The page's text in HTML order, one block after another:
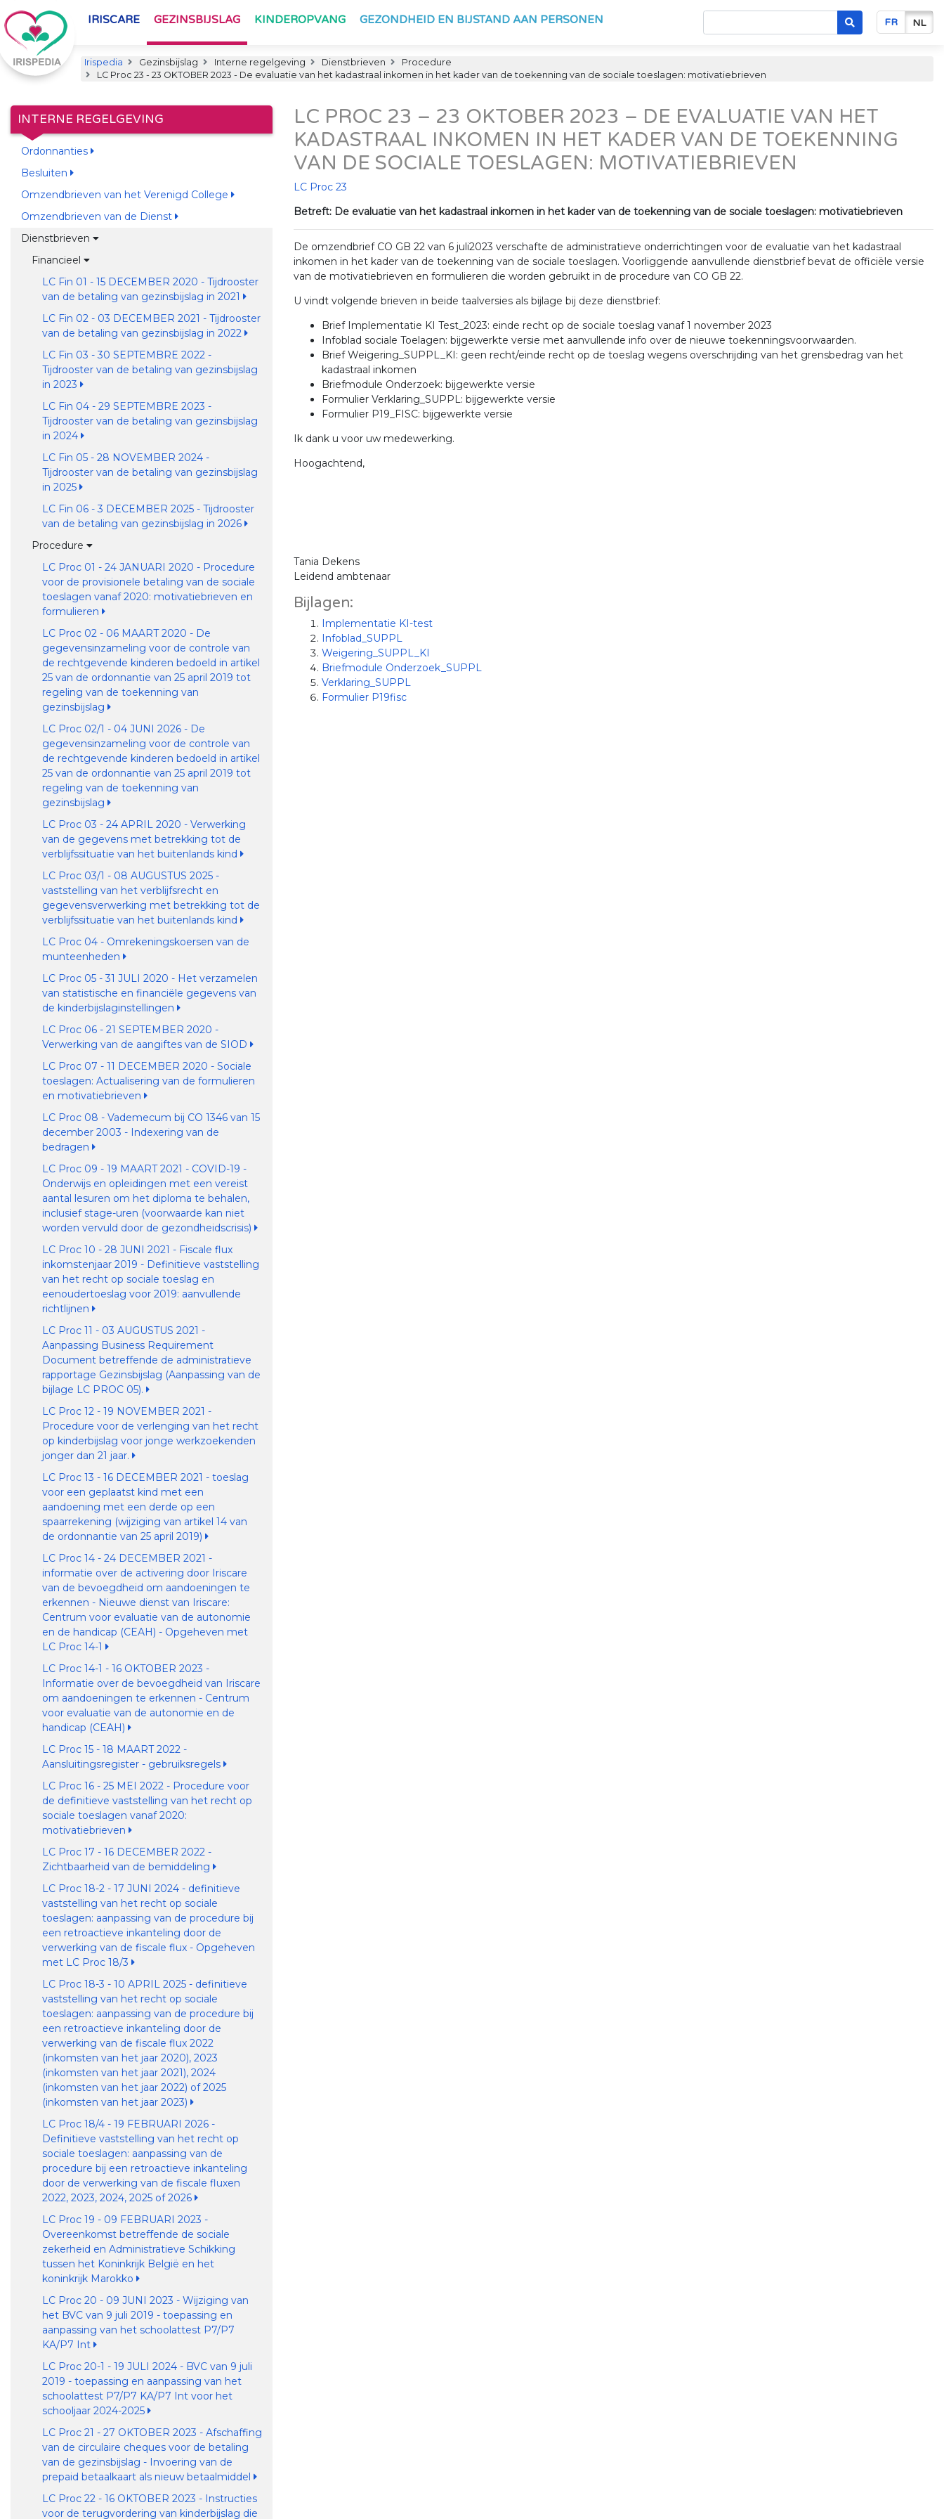
IRISCARE GEZINSBIJSLAG KINDEROPVANG GEZONDHEID EN BIJSTAND AAN PERSONEN FR NL
Irispedia Gezinsbijslag Interne regelgeving Dienstbrieven
Procedure
LC Proc 23 - 23 OKTOBER 2023 - De evaluatie van het kadastraal inkomen in het kader van de toekenning van de sociale toeslagen: motivatiebrieven
INTERNE REGELGEVING
Ordonnanties
Besluiten
Omzendbrieven van het Verenigd College
Omzendbrieven van de Dienst
Dienstbrieven
Financieel
LC Fin 01 - 15 DECEMBER 2020 - Tijdrooster
van de betaling van gezinsbijslag in 2021
LC Fin 02 - 03 DECEMBER 2021 - Tijdrooster
van de betaling van gezinsbijslag in 2022
LC Fin 03 - 30 SEPTEMBRE 2022 -
Tijdrooster van de betaling van gezinsbijslag
in 2023
LC Fin 04 - 29 SEPTEMBRE 2023 -
Tijdrooster van de betaling van gezinsbijslag
in 2024
LC Fin 05 - 28 NOVEMBER 2024 -
Tijdrooster van de betaling van gezinsbijslag
in 2025
LC Fin 06 - 3 DECEMBER 2025 - Tijdrooster
van de betaling van gezinsbijslag in 2026
Procedure
LC Proc 01 - 24 JANUARI 2020 - Procedure
voor de provisionele betaling van de sociale
toeslagen vanaf 2020: motivatiebrieven en
formulieren
LC Proc 02 - 06 MAART 2020 - De
gegevensinzameling voor de controle van
de rechtgevende kinderen bedoeld in artikel
25 van de ordonnantie van 25 april 2019 tot
regeling van de toekenning van
gezinsbijslag
LC Proc 02/1 - 04 JUNI 2026 - De
gegevensinzameling voor de controle van
de rechtgevende kinderen bedoeld in artikel
25 van de ordonnantie van 25 april 2019 tot
regeling van de toekenning van
gezinsbijslag
LC Proc 03 - 24 APRIL 2020 - Verwerking
van de gegevens met betrekking tot de
verblijfssituatie van het buitenlands kind
LC Proc 03/1 - 08 AUGUSTUS 2025 -
vaststelling van het verblijfsrecht en
gegevensverwerking met betrekking tot de
verblijfssituatie van het buitenlands kind
LC Proc 04 - Omrekeningskoersen van de
munteenheden
LC Proc 05 - 31 JULI 2020 - Het verzamelen
van statistische en financiële gegevens van
de kinderbijslaginstellingen
LC Proc 06 - 21 SEPTEMBER 2020 -
Verwerking van de aangiftes van de SIOD
LC Proc 07 - 11 DECEMBER 2020 - Sociale
toeslagen: Actualisering van de formulieren
en motivatiebrieven
LC Proc 08 - Vademecum bij CO 1346 van 15
december 2003 - Indexering van de
bedragen
LC Proc 09 - 19 MAART 2021 - COVID-19 -
Onderwijs en opleidingen met een vereist
aantal lesuren om het diploma te behalen,
inclusief stage-uren (voorwaarde kan niet
worden vervuld door de gezondheidscrisis)
LC Proc 10 - 28 JUNI 2021 - Fiscale flux
inkomstenjaar 2019 - Definitieve vaststelling
van het recht op sociale toeslag en
eenoudertoeslag voor 2019: aanvullende
richtlijnen
LC Proc 11 - 03 AUGUSTUS 2021 -
Aanpassing Business Requirement
Document betreffende de administratieve
rapportage Gezinsbijslag (Aanpassing van de
bijlage LC PROC 05).
LC Proc 12 - 19 NOVEMBER 2021 -
Procedure voor de verlenging van het recht
op kinderbijslag voor jonge werkzoekenden
jonger dan 21 jaar.
LC Proc 13 - 16 DECEMBER 2021 - toeslag
voor een geplaatst kind met een
aandoening met een derde op een
spaarrekening (wijziging van artikel 14 van
de ordonnantie van 25 april 2019)
LC Proc 14 - 24 DECEMBER 2021 -
informatie over de activering door Iriscare
van de bevoegdheid om aandoeningen te
erkennen - Nieuwe dienst van Iriscare:
Centrum voor evaluatie van de autonomie
en de handicap (CEAH) - Opgeheven met
LC Proc 14-1
LC Proc 14-1 - 16 OKTOBER 2023 -
Informatie over de bevoegdheid van Iriscare
om aandoeningen te erkennen - Centrum
voor evaluatie van de autonomie en de
handicap (CEAH)
LC Proc 15 - 18 MAART 2022 -
Aansluitingsregister - gebruiksregels
LC Proc 16 - 25 MEI 2022 - Procedure voor
de definitieve vaststelling van het recht op
sociale toeslagen vanaf 2020:
motivatiebrieven
LC Proc 17 - 16 DECEMBER 2022 -
Zichtbaarheid van de bemiddeling
LC Proc 18-2 - 17 JUNI 2024 - definitieve
vaststelling van het recht op sociale
toeslagen: aanpassing van de procedure bij
een retroactieve inkanteling door de
verwerking van de fiscale flux - Opgeheven
met LC Proc 18/3
LC Proc 18-3 - 10 APRIL 2025 - definitieve
vaststelling van het recht op sociale
toeslagen: aanpassing van de procedure bij
een retroactieve inkanteling door de
verwerking van de fiscale flux 2022
(inkomsten van het jaar 2020), 2023
(inkomsten van het jaar 2021), 2024
(inkomsten van het jaar 2022) of 2025
(inkomsten van het jaar 2023)
LC Proc 18/4 - 19 FEBRUARI 2026 -
Definitieve vaststelling van het recht op
sociale toeslagen: aanpassing van de
procedure bij een retroactieve inkanteling
door de verwerking van de fiscale fluxen
2022, 2023, 2024, 2025 of 2026
LC Proc 19 - 09 FEBRUARI 2023 -
Overeenkomst betreffende de sociale
zekerheid en Administratieve Schikking
tussen het Koninkrijk België en het
koninkrijk Marokko
LC Proc 20 - 09 JUNI 2023 - Wijziging van
het BVC van 9 juli 2019 - toepassing en
aanpassing van het schoolattest P7/P7
KA/P7 Int
LC Proc 20-1 - 19 JULI 2024 - BVC van 9 juli
2019 - toepassing en aanpassing van het
schoolattest P7/P7 KA/P7 Int voor het
schooljaar 2024-2025
LC Proc 21 - 27 OKTOBER 2023 - Afschaffing
van de circulaire cheques voor de betaling
van de gezinsbijslag - Invoering van de
prepaid betaalkaart als nieuw betaalmiddel
LC Proc 22 - 16 OKTOBER 2023 - Instructies
voor de terugvordering van kinderbijslag die
LC PROC 23 – 23 OKTOBER 2023 – DE EVALUATIE VAN HET
KADASTRAAL INKOMEN IN HET KADER VAN DE TOEKENNING
VAN DE SOCIALE TOESLAGEN: MOTIVATIEBRIEVEN
LC Proc 23
Betreft: De evaluatie van het kadastraal inkomen in het kader van de toekenning van de sociale toeslagen: motivatiebrieven
De omzendbrief CO GB 22 van 6 juli2023 verschafte de administratieve onderrichtingen voor de evaluatie van het kadastraal
inkomen in het kader van de toekenning van de sociale toeslagen. Voorliggende aanvullende dienstbrief bevat de officiële versie
van de motivatiebrieven en formulieren die worden gebruikt in de procedure van CO GB 22.
U vindt volgende brieven in beide taalversies als bijlage bij deze dienstbrief:
Brief Implementatie KI Test_2023: einde recht op de sociale toeslag vanaf 1 november 2023
Infoblad sociale Toelagen: bijgewerkte versie met aanvullende info over de nieuwe toekenningsvoorwaarden.
Brief Weigering_SUPPL_KI: geen recht/einde recht op de toeslag wegens overschrijding van het grensbedrag van het
kadastraal inkomen
Briefmodule Onderzoek: bijgewerkte versie
Formulier Verklaring_SUPPL: bijgewerkte versie
Formulier P19_FISC: bijgewerkte versie
Ik dank u voor uw medewerking.
Hoogachtend,
Tania Dekens
Leidend ambtenaar
Bijlagen:
Implementatie KI-test
Infoblad_SUPPL
Weigering_SUPPL_KI
Briefmodule Onderzoek_SUPPL
Verklaring_SUPPL
Formulier P19fisc